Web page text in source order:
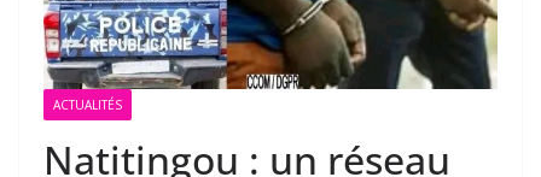
ACTUALITÉS
Natitingou : un réseau